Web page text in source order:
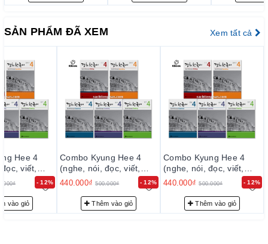
SẢN PHẨM ĐÃ XEM Xem tất cả
- 12%
Hee 4
viết,
vào giỏ
- 12%
Combo Kyung Hee 4
(nghe, nói, đọc, viết,
ngữ pháp)
440.000₫ 500.000₫
Thêm vào giỏ
- 12%
Combo Kyung Hee 4
(nghe, nói, đọc, viết,
ngữ pháp)
440.000₫ 500.000₫
Thêm vào giỏ